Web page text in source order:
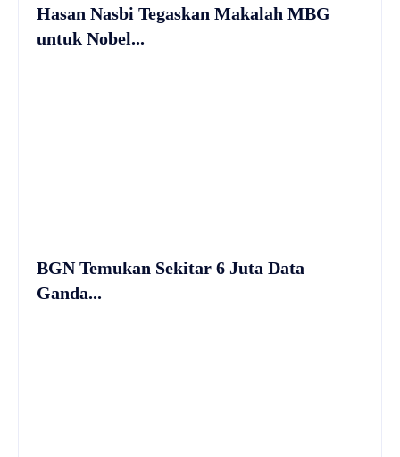
Hasan Nasbi Tegaskan Makalah MBG
untuk Nobel...
BGN Temukan Sekitar 6 Juta Data
Ganda...